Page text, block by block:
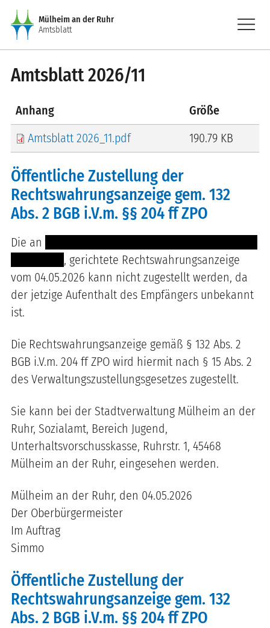
Direkt zum Inhalt
Mülheim an der Ruhr
Amtsblatt
menu
Amtsblatt 2026/11
Anhang
Größe
Amtsblatt 2026_11.pdf
190.79 KB
Öffentliche Zustellung der
Rechtswahrungsanzeige gem. 132
Abs. 2 BGB i.V.m. §§ 204 ff ZPO
Die an
, gerichtete Rechtswahrungsanzeige
vom 04.05.2026 kann nicht zugestellt werden, da
der jetzige Aufenthalt des Empfängers unbekannt
ist.
Die Rechtswahrungsanzeige gemäß § 132 Abs. 2
BGB i.V.m. 204 ff ZPO wird hiermit nach § 15 Abs. 2
des Verwaltungszustellungsgesetzes zugestellt.
Sie kann bei der Stadtverwaltung Mülheim an der
Ruhr, Sozialamt, Bereich Jugend,
Unterhaltsvorschusskasse, Ruhrstr. 1, 45468
Mülheim an der Ruhr, eingesehen werden.
Mülheim an der Ruhr, den 04.05.2026
Der Oberbürgermeister
Im Auftrag
Simmo
Öffentliche Zustellung der
Rechtswahrungsanzeige gem. 132
Abs. 2 BGB i.V.m. §§ 204 ff ZPO